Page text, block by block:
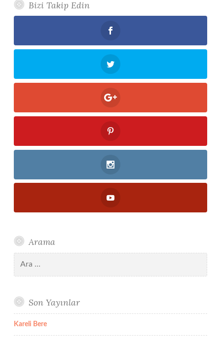
Bizi Takip Edin
Arama
Son Yayınlar
Kareli Bere